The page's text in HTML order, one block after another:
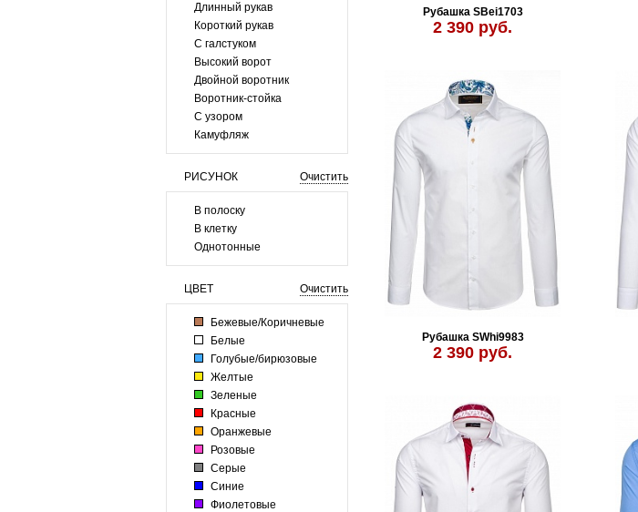
Длинный рукав
Короткий рукав
С галстуком
Высокий ворот
Двойной воротник
Воротник-стойка
С узором
Камуфляж
РИСУНОК Очистить
В полоску
В клетку
Однотонные
ЦВЕТ Очистить
Бежевые/Коричневые
Белые
Голубые/бирюзовые
Желтые
Зеленые
Красные
Оранжевые
Розовые
Серые
Синие
Фиолетовые
Рубашка SBei1703
2 390 руб.
Рубашка SWhi9983
2 390 руб.